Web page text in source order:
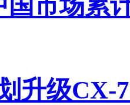
国市场累
升级CX-